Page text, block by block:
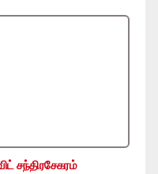
சந்திரசேகரம்